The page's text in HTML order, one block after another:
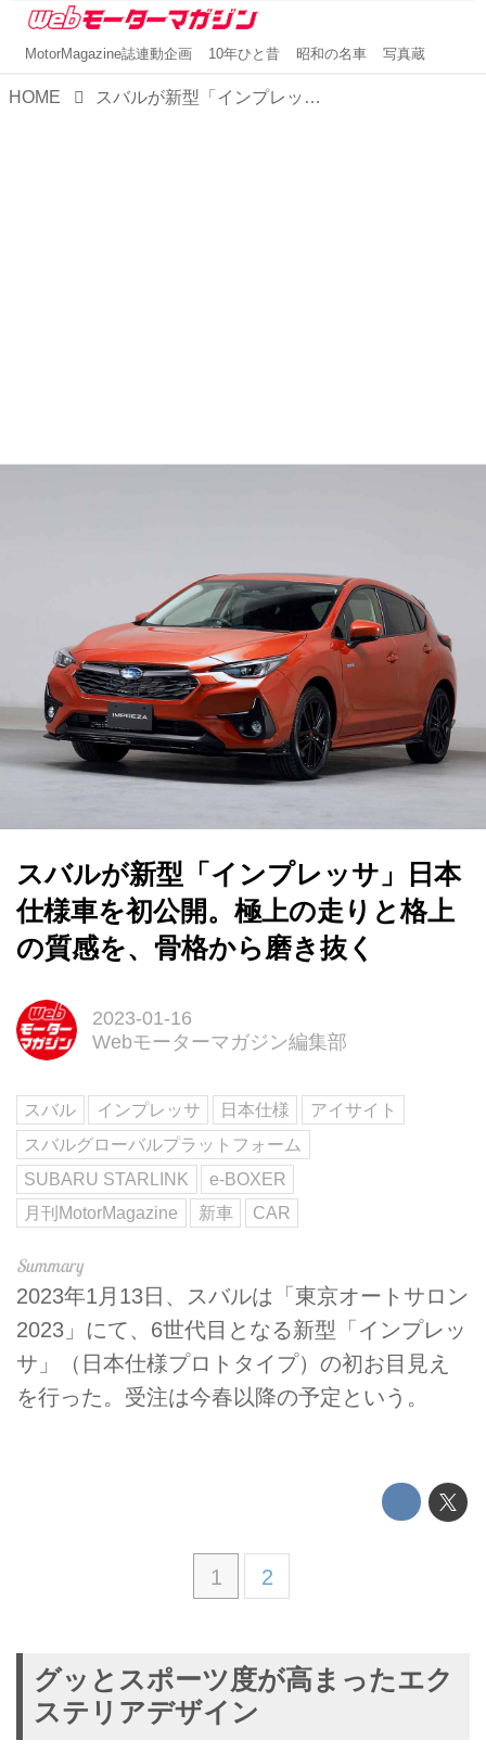
MotorMagazine誌連動企画 10年ひと昔 昭和の名車 写真蔵
HOME スバルが新型「インプレッサ」日本仕様車を初公開。極上の走りと格上の質感を、骨格から磨き抜く
スバルが新型「インプレッサ」日本
仕様車を初公開。極上の走りと格上
の質感を、骨格から磨き抜く
2023-01-16
Webモーターマガジン編集部
スバル インプレッサ 日本仕様
アイサイト
スバルグローバルプラットフォーム
SUBARU STARLINK
e-BOXER
月刊MotorMagazine
新車 CAR
2023年1月13日、スバルは「東京オートサロン
2023」にて、6世代目となる新型「インプレッ
サ」（日本仕様プロトタイプ）の初お目見え
を行った。受注は今春以降の予定という。
1 2
グッとスポーツ度が高まったエク
ステリアデザイン